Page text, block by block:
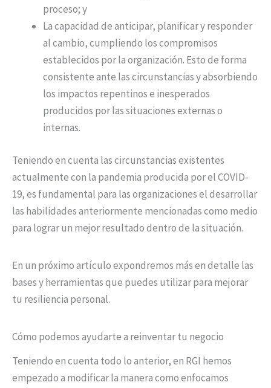
proceso; y
La capacidad de anticipar, planificar y responder
al cambio, cumpliendo los compromisos
establecidos por la organización. Esto de forma
consistente ante las circunstancias y absorbiendo
los impactos repentinos e inesperados
producidos por las situaciones externas o
internas.
Teniendo en cuenta las circunstancias existentes
actualmente con la pandemia producida por el COVID-
19, es fundamental para las organizaciones el desarrollar
las habilidades anteriormente mencionadas como medio
para lograr un mejor resultado dentro de la situación.
En un próximo artículo expondremos más en detalle las
bases y herramientas que puedes utilizar para mejorar
tu resiliencia personal.
Cómo podemos ayudarte a reinventar tu negocio
Teniendo en cuenta todo lo anterior, en RGI hemos
empezado a modificar la manera como enfocamos